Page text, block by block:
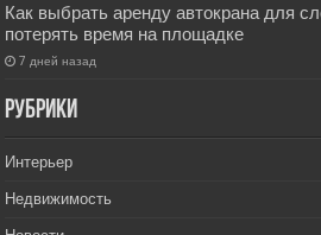
Как выбрать аренду автокрана для
потерять время на площадке
7 дней назад
РУбрики
Интерьер
Недвижимость